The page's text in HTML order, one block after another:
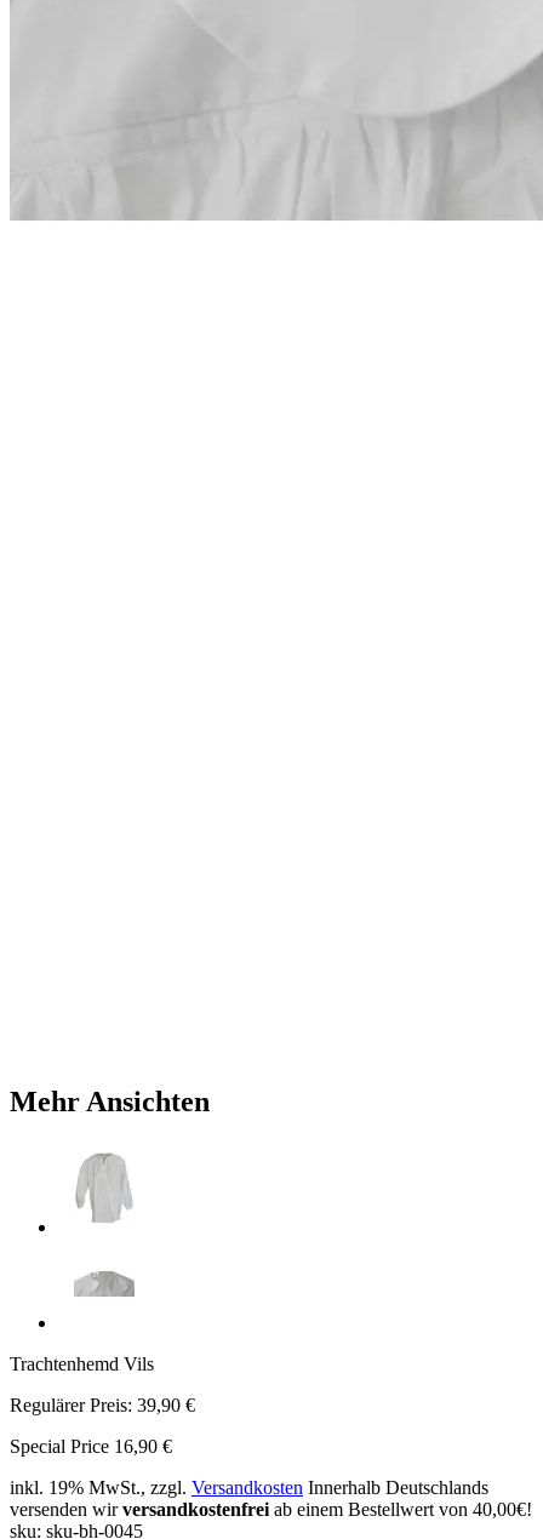
Mehr Ansichten
Trachtenhemd Vils
Regulärer Preis: 39,90 €
Special Price 16,90 €
inkl. 19% MwSt., zzgl. Versandkosten Innerhalb Deutschlands
versenden wirversandkostenfrei ab einem Bestellwert von 40,00€!
sku: sku-bh-0045